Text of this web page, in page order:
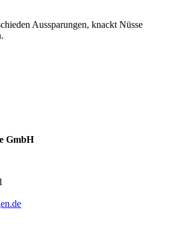
Aussparungen, knackt Nüsse
GmbH